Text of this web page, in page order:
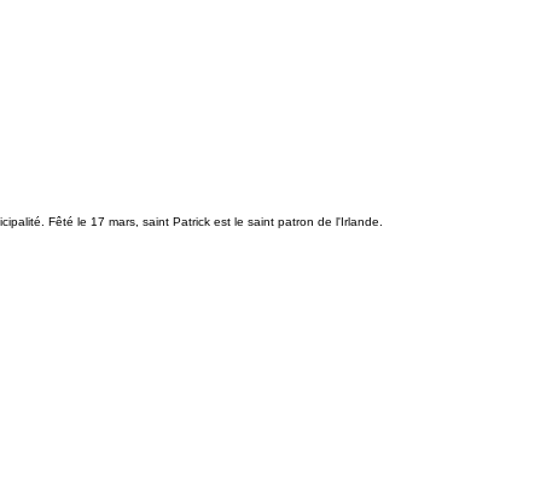
Fêté le 17 mars, saint Patrick est le saint patron de l'Irlande.